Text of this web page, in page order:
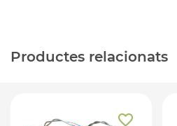
Productes relacionats